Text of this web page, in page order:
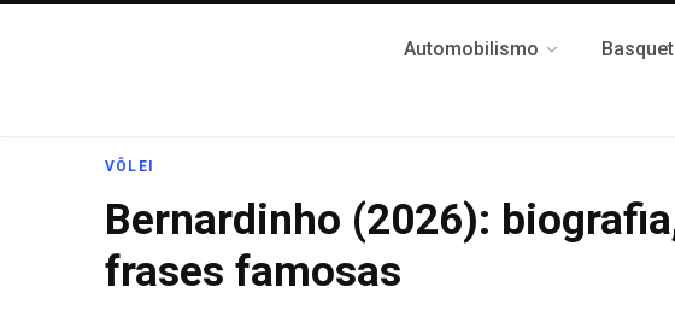
Automobilismo
VÔLEI
Bernardinho (2026):
frases famosas